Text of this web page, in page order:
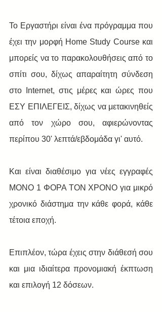
Το Εργαστήρι είναι ένα πρόγραμμα που
έχει την μορφή Home Study Course και
μπορείς να το παρακολουθήσεις από το
σπίτι σου, δίχως απαραίτητη σύνδεση
στο Internet, στις μέρες και ώρες που
ΕΣΥ ΕΠΙΛΕΓΕΙΣ, δίχως να μετακινηθείς
από τον χώρο σου, αφιερώνοντας
περίπου 30' λεπτά/εβδομάδα γι' αυτό.
Και είναι διαθέσιμο για νέες εγγραφές
ΜΟΝΟ 1 ΦΟΡΑ ΤΟΝ ΧΡΟΝΟ για μικρό
χρονικό διάστημα την κάθε φορά, κάθε
τέτοια εποχή.
Επιπλέον, τώρα έχεις στην διάθεσή σου
και μια ιδιαίτερα προνομιακή έκπτωση
και επιλογή 12 δόσεων.